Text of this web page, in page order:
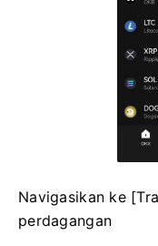
Navigasikan ke
perdagangan